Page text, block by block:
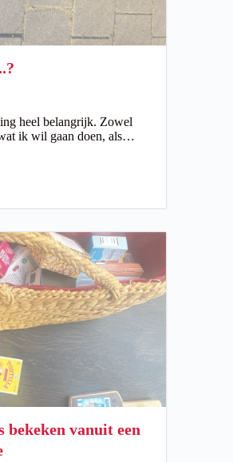
heel belangrijk. Zowel
ik wil gaan doen, als…
vanuit een